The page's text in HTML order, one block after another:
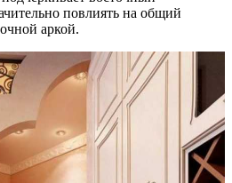
повлиять на общий
аркой.